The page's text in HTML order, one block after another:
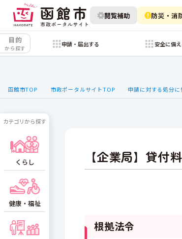
閲覧補助 防災・消
目的
から探す
申請・届出する 安全に備え
函館市TOP 市政ポータルサイトTOP 申請に対する処分
【企業局】貸付
根拠法令
カテゴリから探す
くらし
健康・福祉